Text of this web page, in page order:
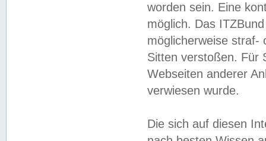
worden sein. Eine
möglich. Das
möglicherweise straf-
Sitten verstoßen. Für
Webseiten anderer
verwiesen wurde.
Die sich auf diesen